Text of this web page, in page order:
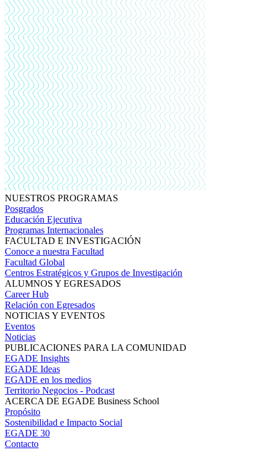
NUESTROS PROGRAMAS
Posgrados
Educación Ejecutiva
Programas Internacionales
FACULTAD E INVESTIGACIÓN
Conoce a nuestra Facultad
Facultad Global
Centros Estratégicos y Grupos de Investigación
ALUMNOS Y EGRESADOS
Career Hub
Relación con Egresados
NOTICIAS Y EVENTOS
Eventos
Noticias
PUBLICACIONES PARA LA COMUNIDAD
EGADE Insights
EGADE Ideas
EGADE en los medios
Territorio Negocios - Podcast
ACERCA DE EGADE Business School
Propósito
Sostenibilidad e Impacto Social
EGADE 30
Contacto